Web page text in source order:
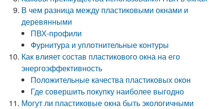
В чем разница между пластиковыми окнами и
деревянными
ПВХ-профили
Фурнитура и уплотнительные контуры
Как влияет состав пластикового окна на его
энергоэффективность
Положительные качества пластиковых окон
Где совершить покупку наиболее выгодно
Могут ли пластиковые окна быть экологичными